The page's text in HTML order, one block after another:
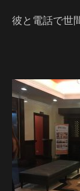
彼と電話で世